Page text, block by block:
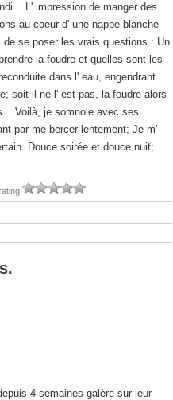
L' impression de manger des
au coeur d' une nappe blanche
se poser les vrais questions : Un
la foudre et quelles sont les
dans l' eau, engendrant
soit il ne l' est pas, la foudre alors
Voilà, je somnole avec ses
par me bercer lentement; Je m'
Douce soirée et douce nuit;
4 semaines galère sur leur